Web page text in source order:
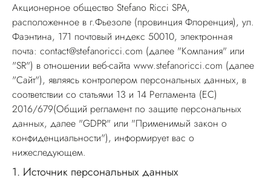
Акционерное общество Stefano Ricci SPA,
расположенное в г.Фьезоле (провинция Флоренция), ул.
Фаэнтина, 171 почтовый индекс 50010, электронная
почта: contact@stefanoricci.com (далее "Компания" или
"SR") в отношении веб-сайта www.stefanoricci.com (далее
"Сайт"), являясь контролером персональных данных, в
соответствии со статьями 13 и 14 Регламента (ЕС)
2016/679(Общий регламент по защите персональных
данных, далее "GDPR" или "Применимый закон о
конфиденциальности"), информирует вас о
нижеследующем.
1. Источник персональных данных